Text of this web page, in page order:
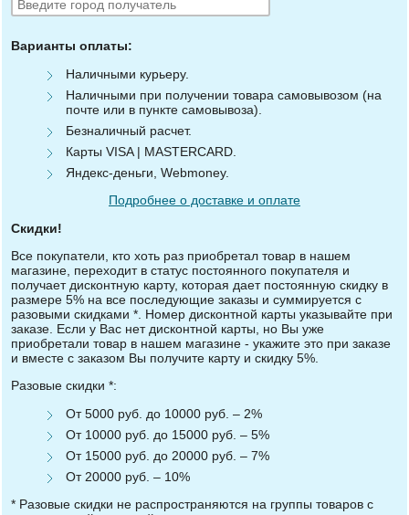
Варианты оплаты:
Наличными курьеру.
Наличными при получении товара самовывозом (на
почте или в пункте самовывоза).
Безналичный расчет.
Карты VISA | MASTERCARD.
Яндекс-деньги, Webmoney.
Подробнее о доставке и оплате
Скидки!
Все покупатели, кто хоть раз приобретал товар в нашем
магазине, переходит в статус постоянного покупателя и
получает дисконтную карту, которая дает постоянную скидку в
размере 5% на все последующие заказы и суммируется с
разовыми скидками *. Номер дисконтной карты указывайте при
заказе. Если у Вас нет дисконтной карты, но Вы уже
приобретали товар в нашем магазине - укажите это при заказе
и вместе с заказом Вы получите карту и скидку 5%.
Разовые скидки *:
От 5000 руб. до 10000 руб. – 2%
От 10000 руб. до 15000 руб. – 5%
От 15000 руб. до 20000 руб. – 7%
От 20000 руб. – 10%
* Разовые скидки не распространяются на группы товаров с